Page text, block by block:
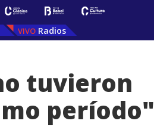
Radios
tuvieron
período"